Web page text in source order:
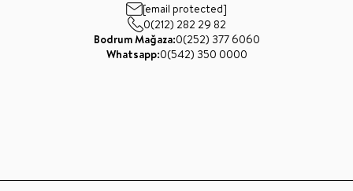
[email protected]
0(212) 282 29 82
Bodrum Mağaza:0(252) 377 6060
Whatsapp:0(542) 350 0000